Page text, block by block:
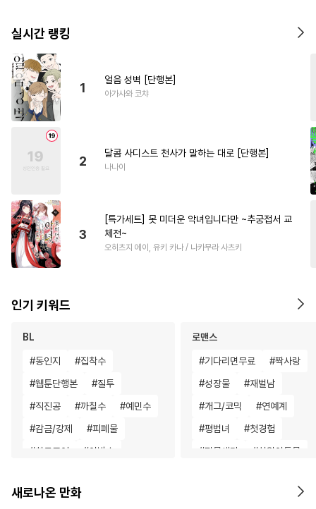
실시간 랭킹
1
얼음 성벽 [단행본]
아가사와 코챠
2
달콤 사디스트 천사가 말하는 대로 [단행본]
나나이
3
[특가세트] 못 미더운 악녀입니다만 ~추궁접서 교
체전~
오히츠지 에이, 유키 카나 / 나카무라 사츠키
인기 키워드
BL
#동인지 #집착수
#웹툰단행본 #질투
#직진공 #까칠수 #예민수
#감금/강제 #피폐물
#하드코어 #아방수
#문란수 #개그/코믹
로맨스
#기다리면무료 #짝사랑
#성장물 #재벌남
#개그/코믹 #연예계
#평범녀 #첫경험
#명문세가 #차원이동물
새로나온 만화